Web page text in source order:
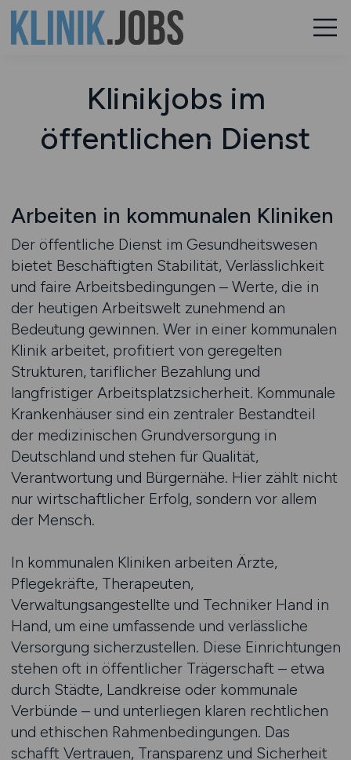
Klinikjobs im
öffentlichen Dienst
Arbeiten in kommunalen Kliniken
Der öffentliche Dienst im Gesundheitswesen
bietet Beschäftigten Stabilität, Verlässlichkeit
und faire Arbeitsbedingungen – Werte, die in
der heutigen Arbeitswelt zunehmend an
Bedeutung gewinnen. Wer in einer kommunalen
Klinik arbeitet, profitiert von geregelten
Strukturen, tariflicher Bezahlung und
langfristiger Arbeitsplatzsicherheit. Kommunale
Krankenhäuser sind ein zentraler Bestandteil
der medizinischen Grundversorgung in
Deutschland und stehen für Qualität,
Verantwortung und Bürgernähe. Hier zählt nicht
nur wirtschaftlicher Erfolg, sondern vor allem
der Mensch.
In kommunalen Kliniken arbeiten Ärzte,
Pflegekräfte, Therapeuten,
Verwaltungsangestellte und Techniker Hand in
Hand, um eine umfassende und verlässliche
Versorgung sicherzustellen. Diese Einrichtungen
stehen oft in öffentlicher Trägerschaft – etwa
durch Städte, Landkreise oder kommunale
Verbünde – und unterliegen klaren rechtlichen
und ethischen Rahmenbedingungen. Das
schafft Vertrauen, Transparenz und Sicherheit